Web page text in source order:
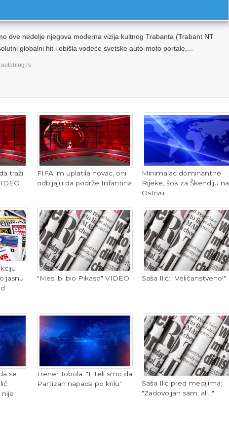
dve nedelje njegova moderna vizija kultnog Trabanta (Trabant NT
globalni hit i obišla vodeće svetske auto-moto portale,...
autoblog.rs
traži
FIFA im uplatila novac, oni
odbijaju da podrže Infantina
Minimalac dominantne
Rijeke, šok za Škendiju na
Ostrvu
jasnu
"Mesi bi bio Pikaso" VIDEO Saša Ilić: "Veličanstveno!"
se
nije
Trener Tobola: "Hteli smo da
Partizan napada po krilu"
Saša Ilić pred medijima:
"Zadovoljan sam, ali..."